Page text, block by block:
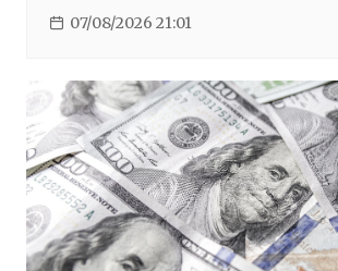
07/08/2026 21:01